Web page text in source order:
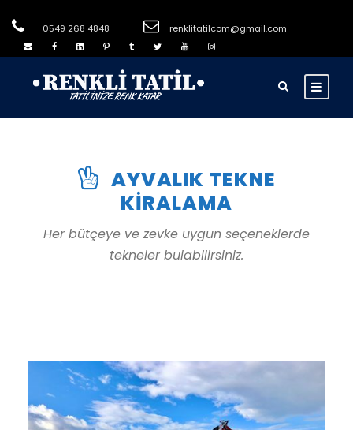
0549 268 4848 renklitatilcom@gmail.com
AYVALIK TEKNE
KIRALAMA
Her bütçeye ve zevke uygun seçeneklerde
tekneler bulabilirsiniz.